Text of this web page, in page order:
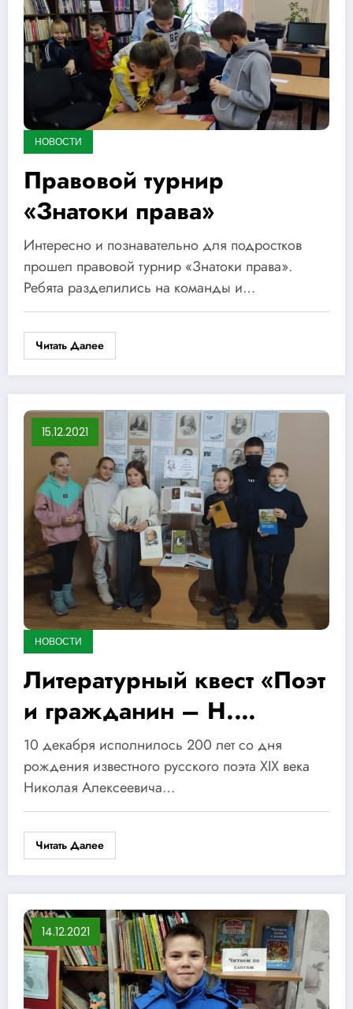
НОВОСТИ
Правовой турнир
«Знатоки права»
Интересно и познавательно для подростков
прошел правовой турнир «Знатоки права».
Ребята разделились на команды и…
Читать Далее
15.12.2021
НОВОСТИ
Литературный квест «Поэт
и гражданин – Н.
Некрасов»
10 декабря исполнилось 200 лет со дня
рождения известного русского поэта ХIX века
Николая Алексеевича…
Читать Далее
14.12.2021